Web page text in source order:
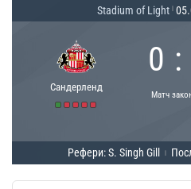
Stadium of Light
Сандерленд
0 :
Матч
Рефери: S. Singh Gill